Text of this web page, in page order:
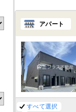
アパート
すべて選択